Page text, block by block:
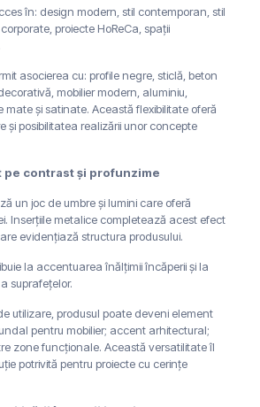
în: design modern, stil contemporan, stil
proiecte HoReCa, spații
asocierea cu: profile negre, sticlă, beton
mobilier modern, aluminiu,
mate și satinate. Această flexibilitate oferă
și posibilitatea realizării unor concepte
pe contrast și profunzime
un joc de umbre și lumini care oferă
Inserțiile metalice completează acest efect
evidențiază structura produsului.
la accentuarea înălțimii încăperii și la
suprafețelor.
utilizare, produsul poate deveni element
pentru mobilier; accent arhitectural;
zone funcționale. Această versatilitate îl
potrivită pentru proiecte cu cerințe